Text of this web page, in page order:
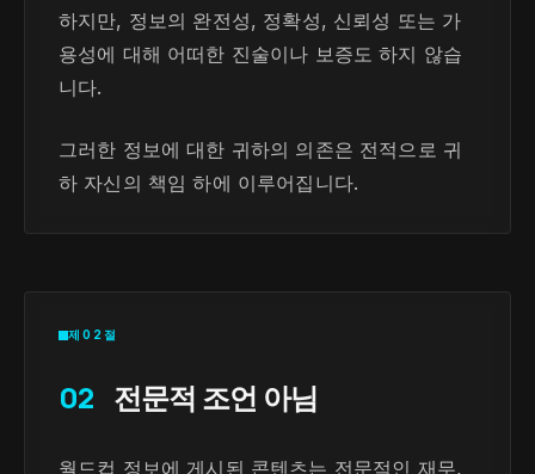
하지만, 정보의 완전성, 정확성, 신뢰성 또는 가
용성에 대해 어떠한 진술이나 보증도 하지 않습
니다.
그러한 정보에 대한 귀하의 의존은 전적으로 귀
하 자신의 책임 하에 이루어집니다.
제02절
02 전문적 조언 아님
월드컵 정보에 게시된 콘텐츠는 전문적인 재무,